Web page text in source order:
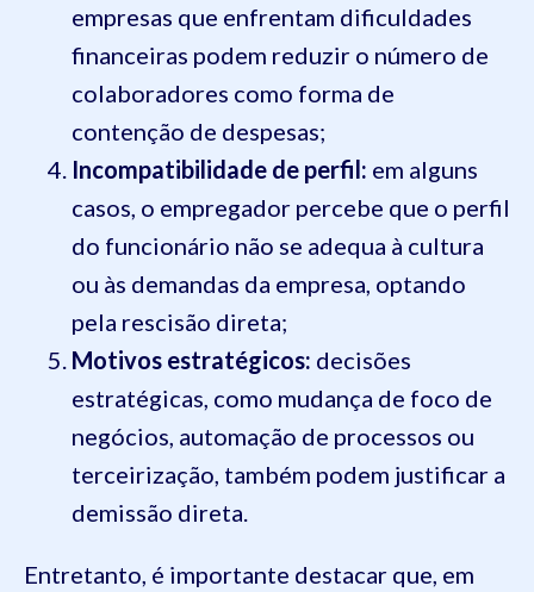
empresas que enfrentam dificuldades
financeiras podem reduzir o número de
colaboradores como forma de
contenção de despesas;
Incompatibilidade de perfil: em alguns
casos, o empregador percebe que o perfil
do funcionário não se adequa à cultura
ou às demandas da empresa, optando
pela rescisão direta;
Motivos estratégicos: decisões
estratégicas, como mudança de foco de
negócios, automação de processos ou
terceirização, também podem justificar a
demissão direta.
Entretanto, é importante destacar que, em